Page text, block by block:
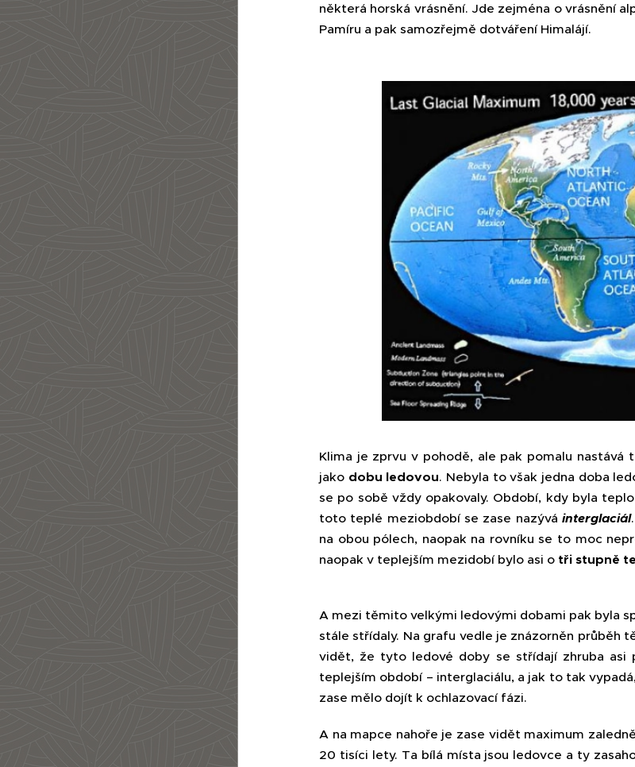
některá horská vrásnění. Jde zejména o vrásnění
Pamíru a pak samozřejmě dotváření Himalájí.
Klima je zprvu v pohodě, ale pak pomalu nastává
jako dobu ledovou. Nebyla to však jedna doba
se po sobě vždy opakovaly. Období, kdy byla
toto teplé meziobdobí se zase nazýváinterglaciál
na obou pólech, naopak na rovníku se to moc
naopak v teplejším mezidobí bylo asi o tři stupně
A mezi těmito velkými ledovými dobami pak byla
stále střídaly. Na grafu vedle je znázorněn průběh
vidět, že tyto ledové doby se střídají zhruba asi
teplejším období – interglaciálu, a jak to tak
zase mělo dojít k ochlazovací fázi.
A na mapce nahoře je zase vidět maximum
20 tisíci lety. Ta bílá místa jsou ledovce a ty